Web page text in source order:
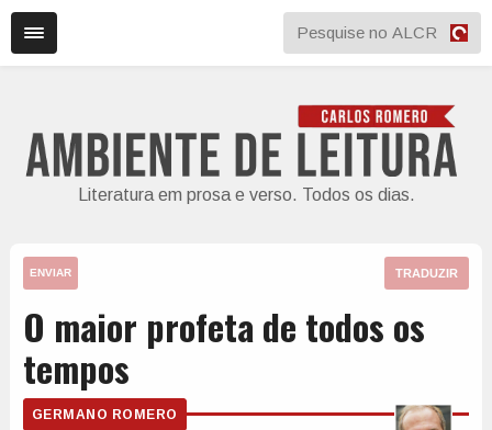
Literatura em prosa e verso. Todos os dias.
ENVIAR TRADUZIR
O maior profeta de todos os
tempos
GERMANO ROMERO